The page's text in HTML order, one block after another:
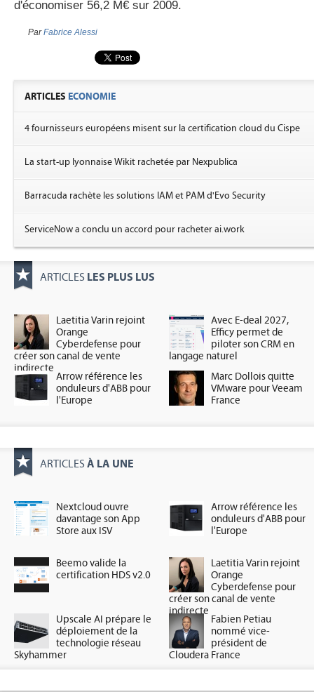
d'économiser 56,2 M€ sur 2009.
ParFabrice Alessi
ARTICLES ECONOMIE
4 fournisseurs européens misent sur la certification cloud du Cispe
La start-up lyonnaise Wikit rachetée par Nexpublica
Barracuda rachète les solutions IAM et PAM d'Evo Security
ServiceNow a conclu un accord pour racheter ai.work
ARTICLES LES PLUS LUS
Laetitia Varin rejoint
Orange
Cyberdefense pour
créer son canal de vente
indirecte
Avec E-deal 2027,
Efficy permet de
piloter son CRM en
langage naturel
Arrow référence les
onduleurs d'ABB pour
l'Europe
Marc Dollois quitte
VMware pour Veeam
France
ARTICLES À LA UNE
Nextcloud ouvre
davantage son App
Store aux ISV
Arrow référence les
onduleurs d'ABB pour
l'Europe
Beemo valide la
certification HDS v2.0
Laetitia Varin rejoint
Orange
Cyberdefense pour
créer son canal de vente
indirecte
Upscale AI prépare le
déploiement de la
technologie réseau
Skyhammer
Fabien Petiau
nommé vice-
président de
Cloudera France